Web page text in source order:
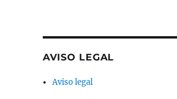
AVISO LEGAL
Aviso legal